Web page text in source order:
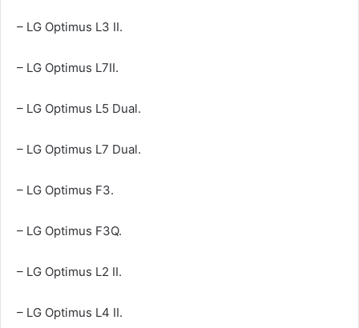
– LG Optimus L3 II.
– LG Optimus L7II.
– LG Optimus L5 Dual.
– LG Optimus L7 Dual.
– LG Optimus F3.
– LG Optimus F3Q.
– LG Optimus L2 II.
– LG Optimus L4 II.